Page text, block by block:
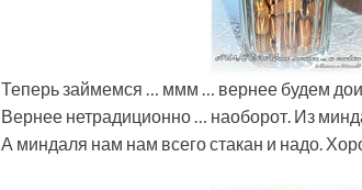
Теперь займемся … ммм … вернее будем
Вернее нетрадиционно … наоборот. Из
А миндаля нам нам всего стакан и надо.